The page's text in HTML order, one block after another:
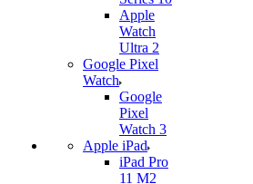
Apple
Watch
Ultra 2
Google Pixel
Watch
Google
Pixel
Watch 3
Apple iPad
iPad Pro
11 M2